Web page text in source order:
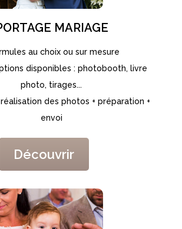
MARIAGE
au choix ou sur mesure
disponibles : photobooth, livre
photo, tirages...
des photos + préparation +
envoi
Découvrir